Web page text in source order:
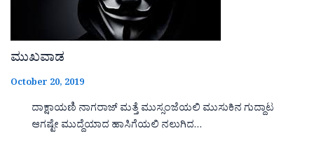
ಮುಖವಾಡ
October 20, 2019
ದಾಕ್ಷಾಯಣಿ ನಾಗರಾಜ್ ಮತ್ತೆ ಮುಸ್ಸಂಜೆಯಲಿ ಮುಸುಕಿನ ಗುದ್ದಾಟ
ಆಗಷ್ಟೇ ಮುದ್ದೆಯಾದ ಹಾಸಿಗೆಯಲಿ ನಲುಗಿದ…